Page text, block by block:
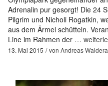
Adrenalin pur gesorgt! Die 24
Pilgrim und Nicholi Rogatkin,
aus dem Ärmel schütteln.
Line im Rahmen der …
13. Mai 2015 von Andreas Waldera